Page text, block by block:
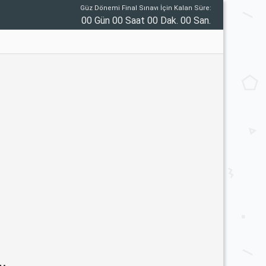
Güz Dönemi Final Sınavı İçin Kalan Süre:
00 Gün 00 Saat 00 Dak. 00 San.